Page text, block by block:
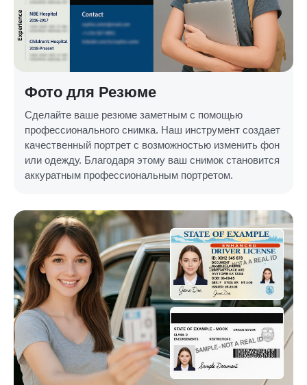
Фото для Резюме
Сделайте ваше резюме заметным с помощью
профессионального снимка. Наш инструмент создает
качественный портрет с возможностью изменить фон
или одежду. Благодаря этому ваш снимок становится
аккуратным профессиональным портретом.